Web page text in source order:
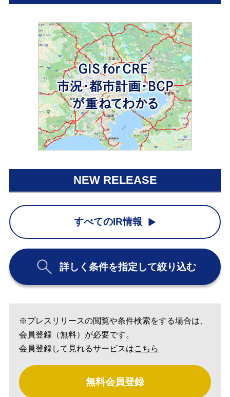
NEW RELEASE
すべてのIR情報
詳しく条件を指定して絞り込む
※プレスリリースの閲覧や条件検索をする場合は、
会員登録（無料）が必要です。
会員登録して見れるサービスはこちら
無料会員登録